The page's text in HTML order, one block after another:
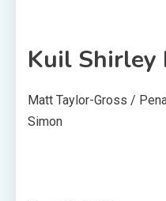
Kuil Shirley
Matt Taylor-Gross /
Simon